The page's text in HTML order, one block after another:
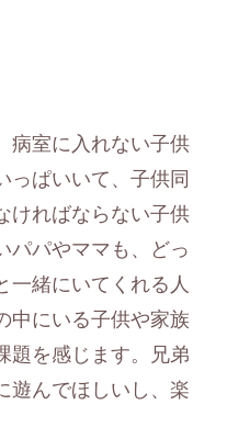
病室に入れない子供
っぱいいて、子供同
ければならない子供
パパやママも、どっ
一緒にいてくれる人
中にいる子供や家族
題を感じます。兄弟
遊んでほしいし、楽